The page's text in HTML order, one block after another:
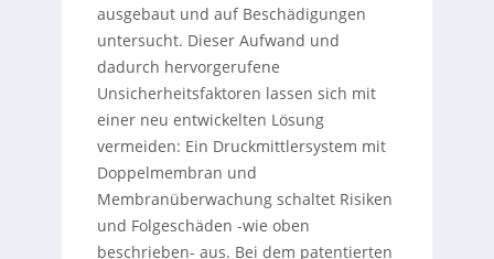
ausgebaut und auf Beschädigungen
untersucht. Dieser Aufwand und
dadurch hervorgerufene
Unsicherheitsfaktoren lassen sich mit
einer neu entwickelten Lösung
vermeiden: Ein Druckmittlersystem mit
Doppelmembran und
Membranüberwachung schaltet Risiken
und Folgeschäden -wie oben
beschrieben- aus. Bei dem patentierten